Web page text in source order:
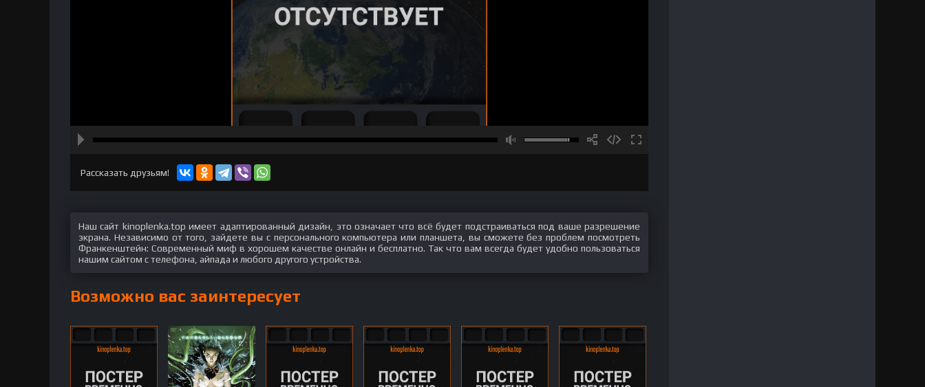
Рассказать друзьям!
Наш сайт kinoplenka.top имеет адаптированный дизайн, это означает что всё будет подстраиваться под ваше разрешение
экрана. Независимо от того, зайдете вы с персонального компьютера или планшета, вы сможете без проблем посмотреть
Франкенштейн: Современный миф в хорошем качестве онлайн и бесплатно. Так что вам всегда будет удобно пользоваться
нашим сайтом с телефона, айпада и любого другого устройства.
Возможно вас заинтересует